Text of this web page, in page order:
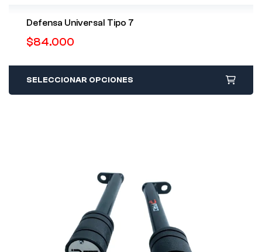
Defensa Universal Tipo 7
$84.000
SELECCIONAR OPCIONES